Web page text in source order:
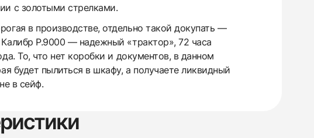
с золотыми стрелками.
в производстве, отдельно такой докупать —
P.9000 — надежный «трактор», 72 часа
То, что нет коробки и документов, в данном
будет пылиться в шкафу, а получаете ликвидный
в сейф.